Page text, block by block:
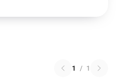
1 / 1